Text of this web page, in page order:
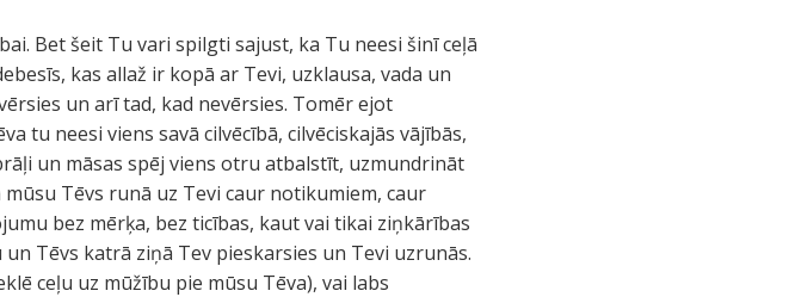
Bet šeit Tu vari spilgti sajust, ka Tu neesi šinī ceļā
kas allaž ir kopā ar Tevi, uzklausa, vada un
un arī tad, kad nevērsies. Tomēr ejot
tu neesi viens savā cilvēcībā, cilvēciskajās vājībās,
un māsas spēj viens otru atbalstīt, uzmundrināt
Tēvs runā uz Tevi caur notikumiem, caur
bez mērķa, bez ticības, kaut vai tikai ziņkārības
Tēvs katrā ziņā Tev pieskarsies un Tevi uzrunās.
ceļu uz mūžību pie mūsu Tēva), vai labs